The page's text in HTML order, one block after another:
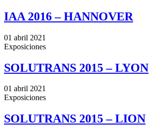
IAA 2016 – HANNOVER
01 abril 2021
Exposiciones
SOLUTRANS 2015 – LYON
01 abril 2021
Exposiciones
SOLUTRANS 2015 – LION